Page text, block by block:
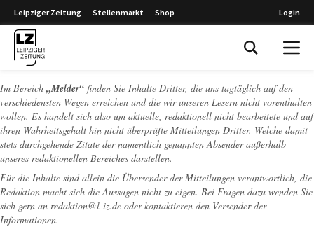
Leipziger Zeitung Stellenmarkt Shop Login
Im Bereich „Melder“ finden Sie Inhalte Dritter, die uns tagtäglich auf den
verschiedensten Wegen erreichen und die wir unseren Lesern nicht vorenthalten
wollen. Es handelt sich also um aktuelle, redaktionell nicht bearbeitete und auf
ihren Wahrheitsgehalt hin nicht überprüfte Mitteilungen Dritter. Welche damit
stets durchgehende Zitate der namentlich genannten Absender außerhalb
unseres redaktionellen Bereiches darstellen.
Für die Inhalte sind allein die Übersender der Mitteilungen verantwortlich, die
Redaktion macht sich die Aussagen nicht zu eigen. Bei Fragen dazu wenden Sie
sich gern an redaktion@l-iz.de oder kontaktieren den Versender der
Informationen.